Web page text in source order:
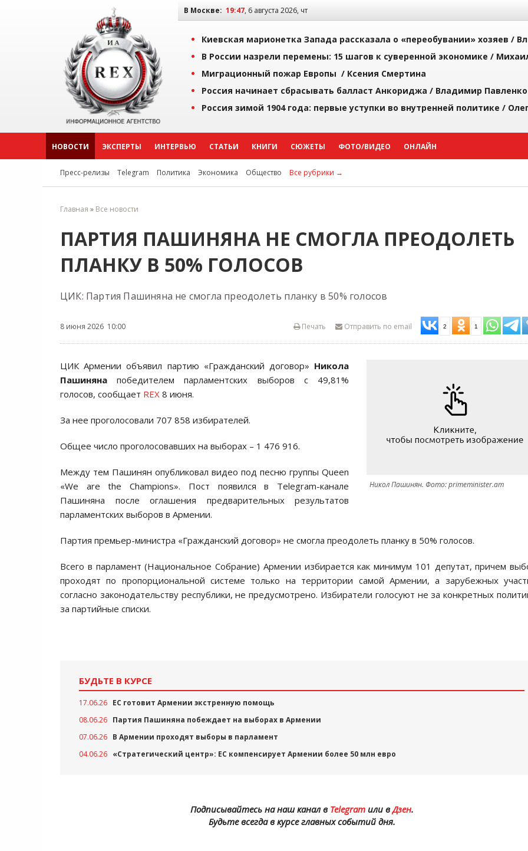
В Москве: 19:47, 6 августа 2026, чт
Киевская марионетка Запада рассказала о «переобувании» хозяев /
В России назрели перемены: 15 шагов к суверенной экономике /
Миграционный пожар Европы / Ксения Смертина
Россия начинает сбрасывать балласт Анкориджа / Владимир Павленко
Россия зимой 1904 года: первые уступки во внутренней политике /
НОВОСТИ ЭКСПЕРТЫ ИНТЕРВЬЮ СТАТЬИ КНИГИ СЮЖЕТЫ ФОТО/ВИДЕО ОНЛАЙН
Пресс-релизы Telegram Политика Экономика Общество Все рубрики →
Главная » Все новости
ПАРТИЯ ПАШИНЯНА НЕ СМОГЛА ПРЕОДОЛЕТЬ
ПЛАНКУ В 50% ГОЛОСОВ
ЦИК: Партия Пашиняна не смогла преодолеть планку в 50% голосов
8 июня 2026 10:00 Отправить по email 2 1
Печать
Никол Пашинян. Фото: primeminister.am
ЦИК Армении объявил партию «Гражданский договор» Никола
Пашиняна победителем парламентских выборов с 49,81%
голосов, сообщает REX 8 июня.
За нее проголосовали 707 858 избирателей.
Общее число проголосовавших на выборах – 1 476 916.
Между тем Пашинян опубликовал видео под песню группы Queen
«We are the Champions». Пост появился в Telegram-канале
Пашиняна после оглашения предварительных результатов
парламентских выборов в Армении.
Партия премьер-министра «Гражданский договор» не смогла преодолеть планку в 50% голосов.
Всего в парламент (Национальное Собрание) Армении избирается как минимум 101 депутат, причем
проходят по пропорциональной системе только на территории самой Армении, а зарубежных
согласно законодательству республики, не предусмотрено. Избиратели голосуют не за конкретных
за партийные списки.
БУДЬТЕ В КУРСЕ
17.06.26 ЕС готовит Армении экстренную помощь
08.06.26 Партия Пашиняна побеждает на выборах в Армении
07.06.26 В Армении проходят выборы в парламент
04.06.26 «Стратегический центр»: ЕС компенсирует Армении более 50 млн евро
Подписывайтесь на наш канал в Telegramили вДзен.
Будьте всегда в курсе главных событий дня.